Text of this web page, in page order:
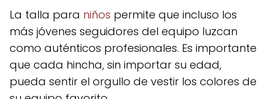
La talla para niños permite que incluso los
más jóvenes seguidores del equipo luzcan
como auténticos profesionales. Es importante
que cada hincha, sin importar su edad,
pueda sentir el orgullo de vestir los colores de